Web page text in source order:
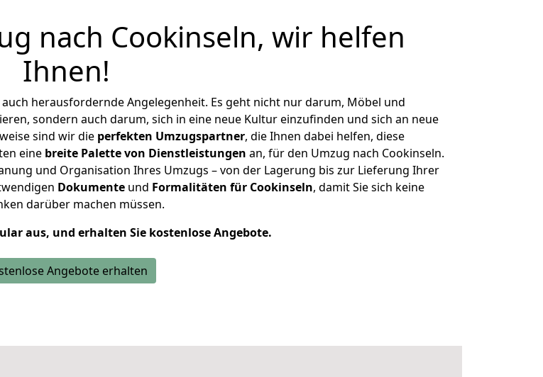
nach Cookinseln, wir helfen
Ihnen!
herausfordernde Angelegenheit. Es geht nicht nur darum, Möbel und
sondern auch darum, sich in eine neue Kultur einzufinden und sich an neue
sind wir die perfekten Umzugspartner, die Ihnen dabei helfen, diese
eine breite Palette von Dienstleistungen an, für den Umzug nach Cookinseln.
und Organisation Ihres Umzugs – von der Lagerung bis zur Lieferung Ihrer
Dokumente und Formalitäten für Cookinseln, damit Sie sich keine
darüber machen müssen.
aus, und erhalten Sie kostenlose Angebote.
Angebote erhalten